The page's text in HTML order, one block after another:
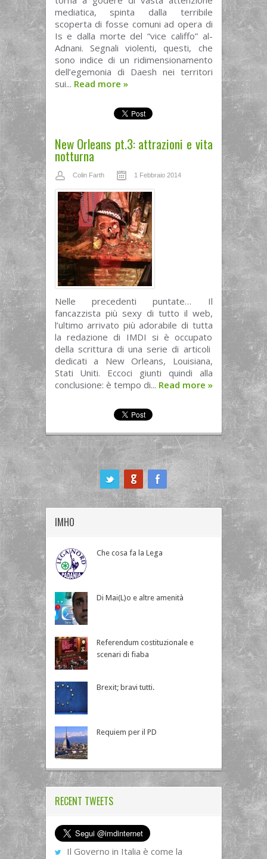
mediatica, spinta dalla terribile
scoperta di fosse comuni ad opera di
Is e dalla morte del “vice califfo” al-
Adnani. Segnali violenti, questi, che
sono indice di un ridimensionamento
dell’egemonia di Daesh nei territori
sui... Read more »
New Orleans pt.3: attrazioni e vita
notturna
Colin Farth 1 Febbraio 2014
Nelle precedenti puntate… Il
fancazzista più sexy di tutto il web,
l’ultimo arrivato più adorabile di tutta
la redazione di IMDI si è occupato
della scrittura di una serie di articoli
dedicati a New Orleans, Louisiana,
Stati Uniti. Eccoci giunti quindi alla
conclusione: è tempo di... Read more »
IMHO
Che cosa fa la Lega
Di Mai(L)o e altre amenità
Referendum costituzionale e
scenari di fiaba
Brexit; bravi tutti.
Requiem per il PD
RECENT TWEETS
Il Governo in Italia è come la